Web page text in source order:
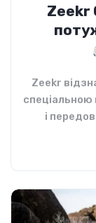
Zeekr
Zeekr
спеціальною
і